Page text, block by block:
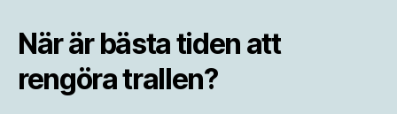
När är bästa tiden att
rengöra trallen?